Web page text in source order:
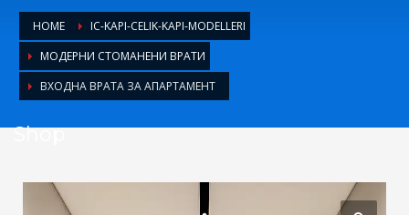
1 Login or create new account.
2 Review your order.
3 Payment &FREEshipment
email to support@website.com . Thank you!
Mon-Fri 9:00AM - 6:00AM
HOME
IC-KAPI-CELIK-KAPI-MODELLERI
МОДЕРНИ СТОМАНЕНИ ВРАТИ
ВХОДНА ВРАТА ЗА АПАРТАМЕНТ
Shop